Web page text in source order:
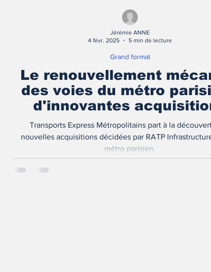
Le renouvellement
des voies du métro
d'innovantes
Transports Express Métropolitains part à la
nouvelles acquisitions décidées par RATP
métro parisien.
Grand format
Jérémie ANNE
4 févr. 2025
5 min de lecture